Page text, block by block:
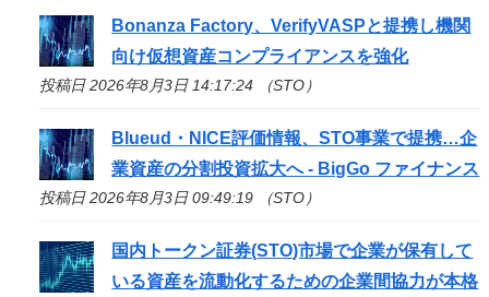
Bonanza Factory、VerifyVASPと提携し機関
向け仮想資産コンプライアンスを強化
投稿日 2026年8月3日 14:17:24 （STO）
Blueud・NICE評価情報、STO事業で提携…企
業資産の分割投資拡大へ - BigGo ファイナンス
投稿日 2026年8月3日 09:49:19 （STO）
国内トークン証券(STO)市場で企業が保有して
いる資産を流動化するための企業間協力が本格